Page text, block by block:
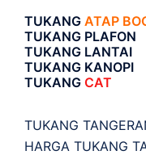
TUKANG ATAP
TUKANG PLAFON
TUKANG LANTAI
TUKANG KANOPI
TUKANG CAT
TUKANG
HARGA TUKANG